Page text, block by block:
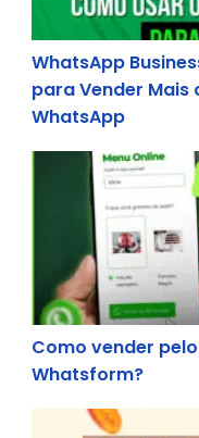
WhatsApp
para Vender
WhatsApp
Como vender
Como vender
Whatsform?
Gestão de